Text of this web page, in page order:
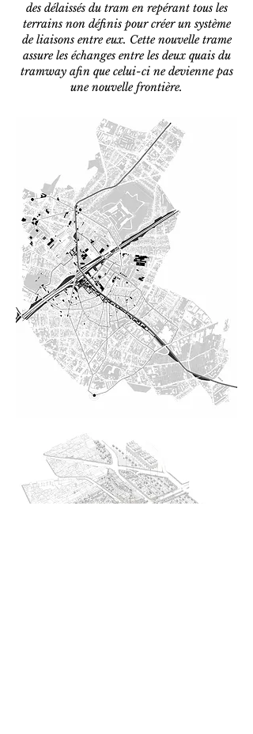
des délaissés du tram en repérant tous les
terrains non définis pour créer un système
de liaisons entre eux. Cette nouvelle trame
assure les échanges entre les deux quais du
tramway afin que celui-ci ne devienne pas
une nouvelle frontière.